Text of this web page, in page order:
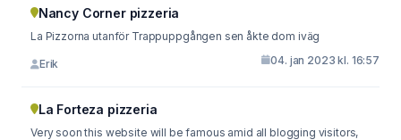
Nancy Corner pizzeria
La Pizzorna utanför Trappuppgången sen åkte dom iväg
Erik 04. jan 2023 kl. 16:57
La Forteza pizzeria
Very soon this website will be famous amid all blogging visitors,